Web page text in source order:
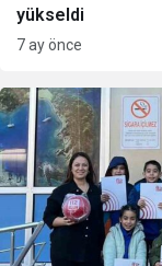
yükseldi
7 ay önce